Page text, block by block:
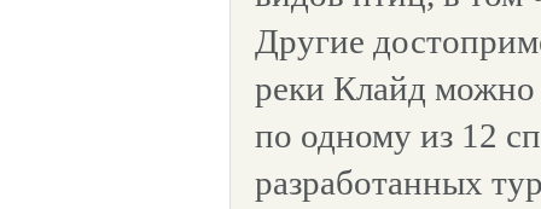
Другие
реки Клайд можно
по одному из 12
разработанных